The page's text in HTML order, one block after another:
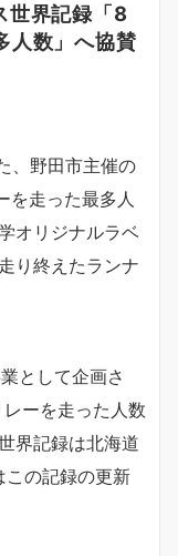
世界記録「8
人数」へ協賛
、野田市主催の
を走った最多人
オリジナルラベ
り終えたランナ
として企画さ
ーを走った人数
界記録は北海道
この記録の更新